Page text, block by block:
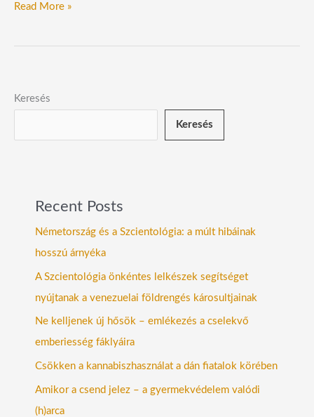
Read More »
Keresés
Keresés
Recent Posts
Németország és a Szcientológia: a múlt hibáinak
hosszú árnyéka
A Szcientológia önkéntes lelkészek segítséget
nyújtanak a venezuelai földrengés károsultjainak
Ne kelljenek új hősök – emlékezés a cselekvő
emberiesség fáklyáira
Csökken a kannabiszhasználat a dán fiatalok körében
Amikor a csend jelez – a gyermekvédelem valódi
(h)arca